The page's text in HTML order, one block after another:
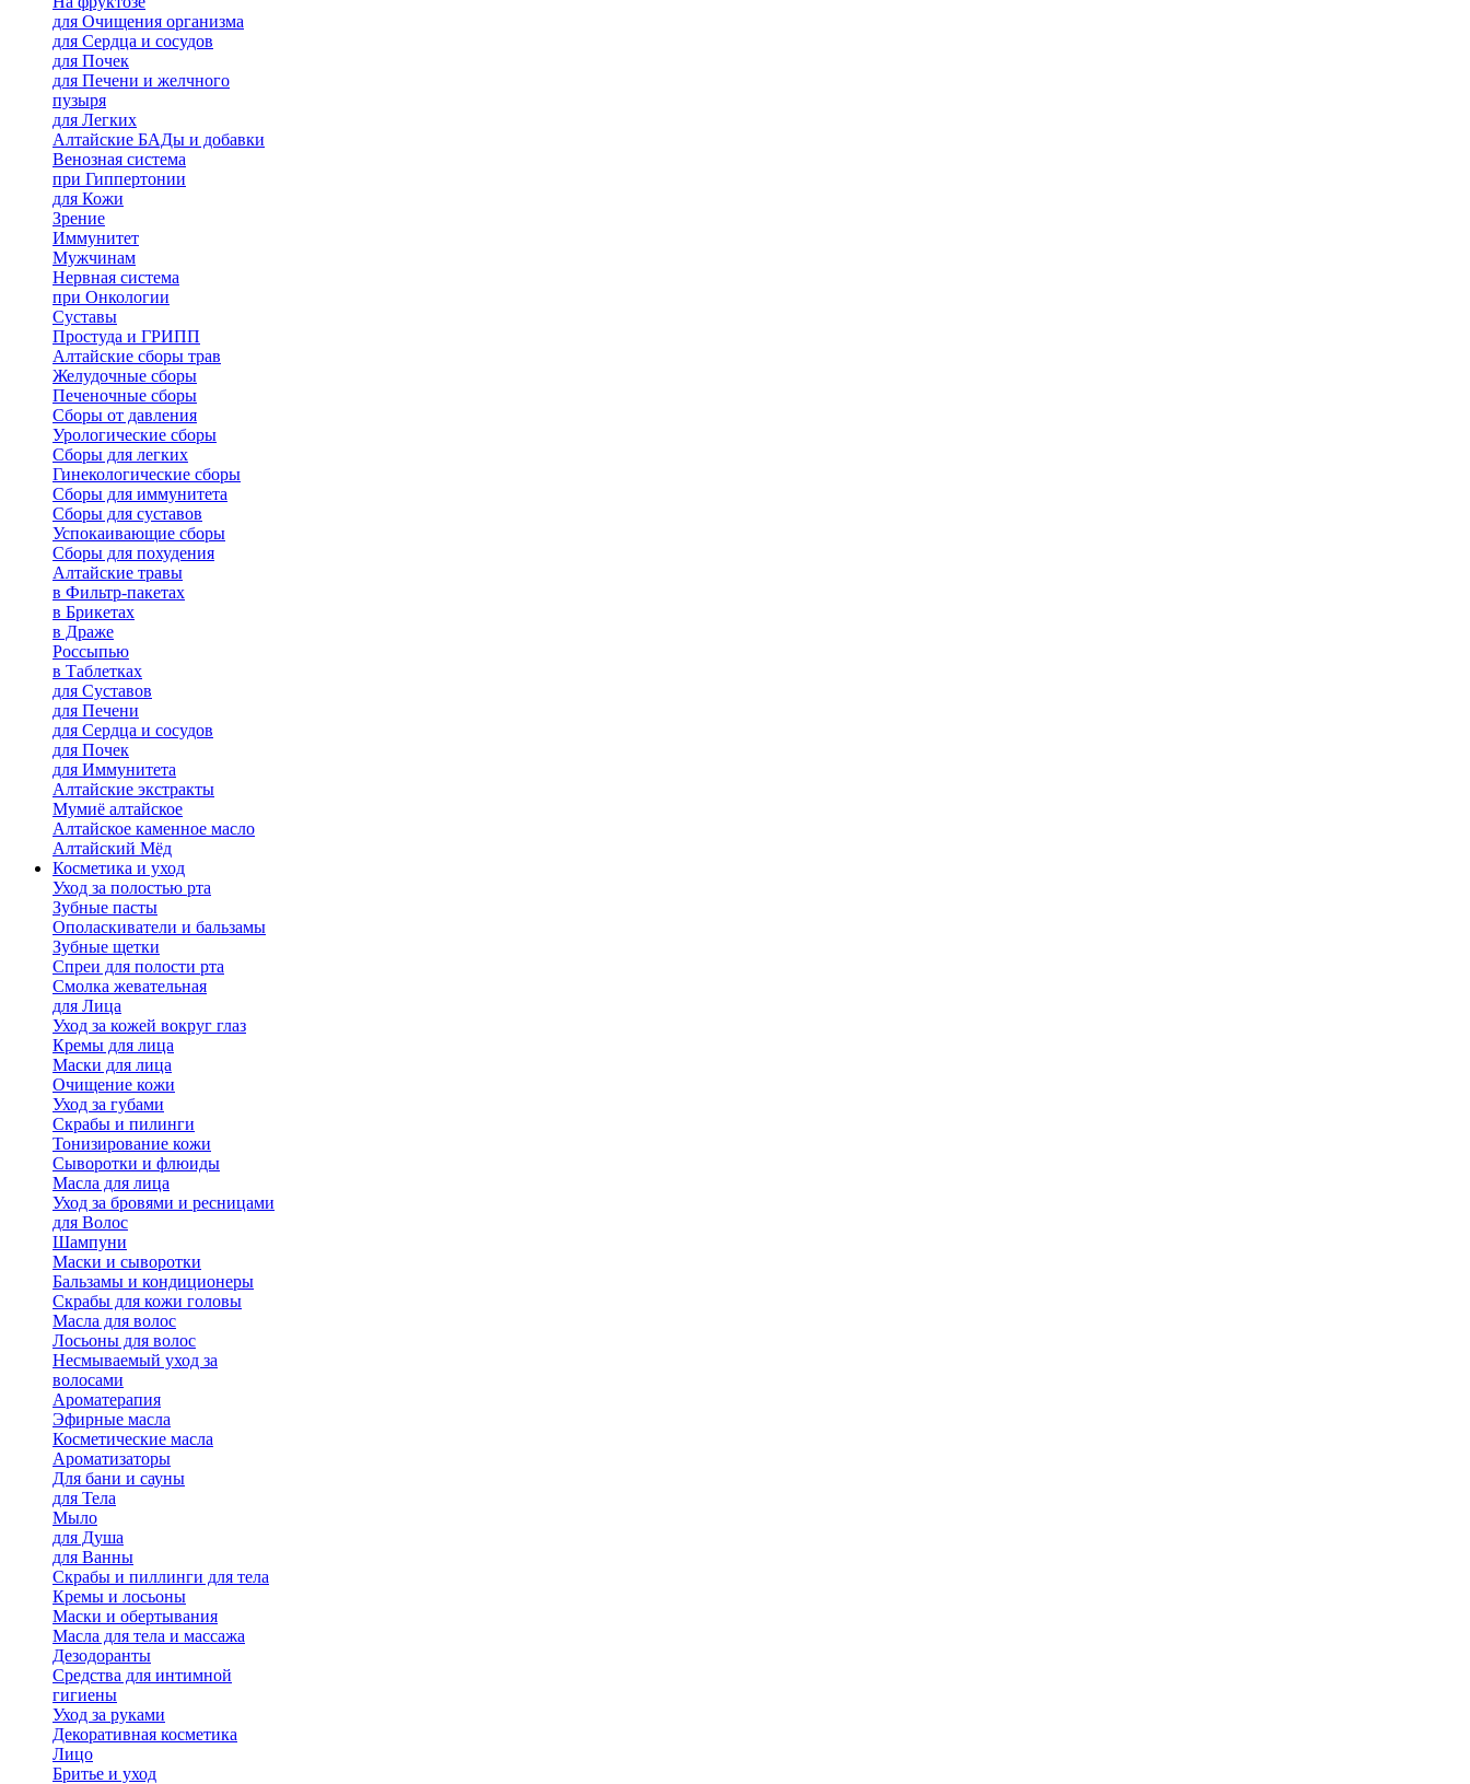
для Очищения организма
для Сердца и сосудов
для Почек
для Печени и желчного
пузыря
для Легких
Алтайские БАДы и добавки
Венозная система
при Гиппертонии
для Кожи
Зрение
Иммунитет
Мужчинам
Нервная система
при Онкологии
Суставы
Простуда и ГРИПП
Алтайские сборы трав
Желудочные сборы
Печеночные сборы
Сборы от давления
Урологические сборы
Сборы для легких
Гинекологические сборы
Сборы для иммунитета
Сборы для суставов
Успокаивающие сборы
Сборы для похудения
Алтайские травы
в Фильтр-пакетах
в Брикетах
в Драже
Россыпью
в Таблетках
для Cуставов
для Печени
для Сердца и сосудов
для Почек
для Иммунитета
Алтайские экстракты
Мумиё алтайское
Алтайское каменное масло
Алтайский Мёд
Косметика и уход
Уход за полостью рта
Зубные пасты
Ополаскиватели и бальзамы
Зубные щетки
Спреи для полости рта
Смолка жевательная
для Лица
Уход за кожей вокруг глаз
Кремы для лица
Маски для лица
Очищение кожи
Уход за губами
Скрабы и пилинги
Тонизирование кожи
Сыворотки и флюиды
Масла для лица
Уход за бровями и ресницами
для Волос
Шампуни
Маски и сыворотки
Бальзамы и кондиционеры
Скрабы для кожи головы
Масла для волос
Лосьоны для волос
Несмываемый уход за
волосами
Ароматерапия
Эфирные масла
Косметические масла
Ароматизаторы
Для бани и сауны
для Тела
Мыло
для Душа
для Ванны
Скрабы и пиллинги для тела
Кремы и лосьоны
Маски и обертывания
Масла для тела и массажа
Дезодоранты
Средства для интимной
гигиены
Уход за руками
Декоративная косметика
Лицо
Бритье и уход